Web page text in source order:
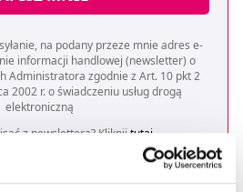
na podany przeze mnie adres e-
informacji handlowej (newsletter) o
Administratora zgodnie z Art. 10 pkt 2
2002 r. o świadczeniu usług drogą
elektroniczną
z newslettera? Kliknijtutaj.